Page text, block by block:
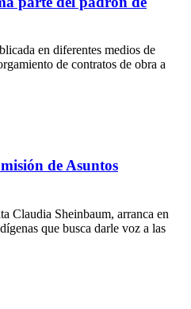
en diferentes medios de
de contratos de obra a
de Asuntos
Claudia Sheinbaum, arranca en
que busca darle voz a las